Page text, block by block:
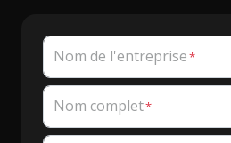
Nom de l'entreprise
Nom complet